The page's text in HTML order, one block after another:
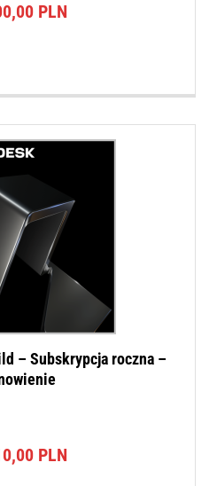
PLN
– Subskrypcja roczna –
PLN